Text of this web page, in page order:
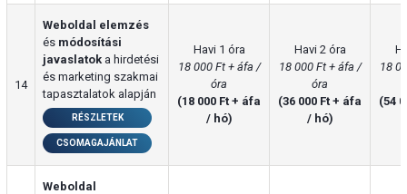
14
Weboldal elemzés
és módosítási
javaslatok a hirdetési
és marketing szakmai
tapasztalatok alapján
RÉSZLETEK
CSOMAGAJÁNLAT
Havi 1 óra
18 000 Ft + áfa /
óra
(18 000 Ft + áfa
/ hó)
Havi 2 óra
18 000 Ft + áfa /
óra
(36 000 Ft + áfa
/ hó)
18
(54
Weboldal